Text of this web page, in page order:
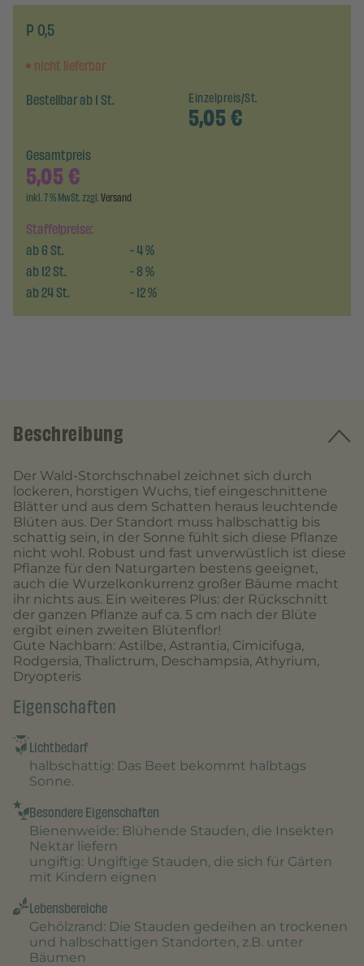
P 0,5
nicht lieferbar
Bestellbar ab 1 St.
Einzelpreis/St.
5,05€
Staffelpreise:
ab6St. -4%
ab12St. -8%
ab24St. -12%
Gesamtpreis
5,05€
inkl. 7 % MwSt. zzgl.Versand
Beschreibung
Der Wald-Storchschnabel zeichnet sich durch
lockeren, horstigen Wuchs, tief eingeschnittene
Blätter und aus dem Schatten heraus leuchtende
Blüten aus. Der Standort muss halbschattig bis
schattig sein, in der Sonne fühlt sich diese Pflanze
nicht wohl. Robust und fast unverwüstlich ist diese
Pflanze für den Naturgarten bestens geeignet,
auch die Wurzelkonkurrenz großer Bäume macht
ihr nichts aus. Ein weiteres Plus: der Rückschnitt
der ganzen Pflanze auf ca. 5 cm nach der Blüte
ergibt einen zweiten Blütenflor!
Gute Nachbarn: Astilbe, Astrantia, Cimicifuga,
Rodgersia, Thalictrum, Deschampsia, Athyrium,
Dryopteris
Eigenschaften
Lichtbedarf
halbschattig: Das Beet bekommt halbtags
Sonne.
Besondere Eigenschaften
Bienenweide: Blühende Stauden, die Insekten
Nektar liefern
ungiftig: Ungiftige Stauden, die sich für Gärten
mit Kindern eignen
Lebensbereiche
Gehölzrand: Die Stauden gedeihen an trockenen
und halbschattigen Standorten, z.B. unter
Bäumen